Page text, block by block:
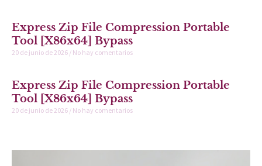
Express Zip File Compression Portable
Tool [x86x64] Bypass
20 de junio de 2026 No hay comentarios
Express Zip File Compression Portable
Tool [x86x64] Bypass
20 de junio de 2026 No hay comentarios